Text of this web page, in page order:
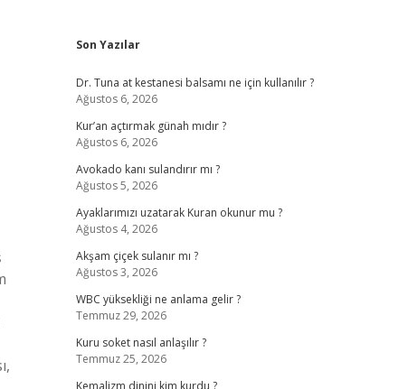
Sidebar
Son Yazılar
Dr. Tuna at kestanesi balsamı ne için kullanılır ?
Ağustos 6, 2026
Kur’an açtırmak günah mıdır ?
Ağustos 6, 2026
Avokado kanı sulandırır mı ?
Ağustos 5, 2026
Ayaklarımızı uzatarak Kuran okunur mu ?
Ağustos 4, 2026
Akşam çiçek sulanır mı ?
Ağustos 3, 2026
WBC yüksekliği ne anlama gelir ?
Temmuz 29, 2026
Kuru soket nasıl anlaşılır ?
Temmuz 25, 2026
Kemalizm dinini kim kurdu ?